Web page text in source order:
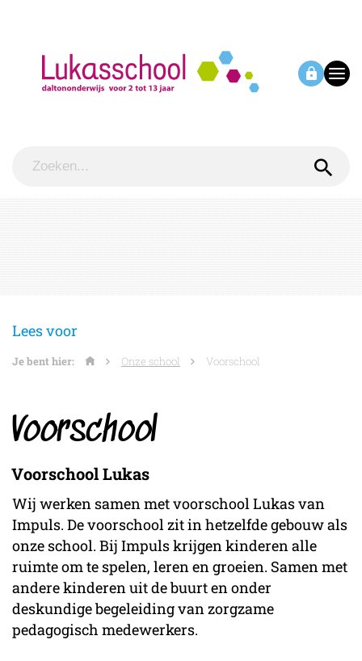
Lees voor
Je bent hier: Onze school Voorschool
Voorschool
Voorschool Lukas
Wij werken samen met voorschool Lukas van
Impuls. De voorschool zit in hetzelfde gebouw als
onze school. Bij Impuls krijgen kinderen alle
ruimte om te spelen, leren en groeien. Samen met
andere kinderen uit de buurt en onder
deskundige begeleiding van zorgzame
pedagogisch medewerkers.